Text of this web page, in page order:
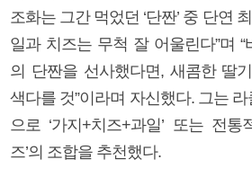
조화는 그간 먹었던 ‘단짠’ 중 단연
일과 치즈는 무척 잘 어울린다”며
의 단짠을 선사했다면, 새콤한 딸
색다를 것”이라며 자신했다. 그는
으로 ‘가지+치즈+과일’ 또는 전통
즈’의 조합을 추천했다.